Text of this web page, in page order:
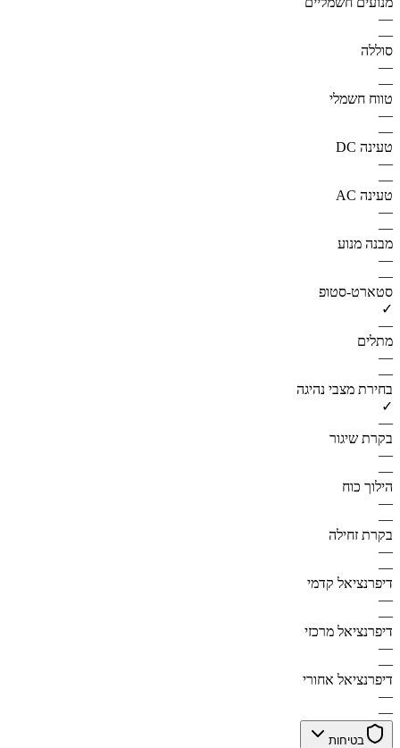
—
—
סוללה
—
—
טווח חשמלי
—
—
טעינה DC
—
—
טעינה AC
—
—
מבנה מנוע
—
—
סטארט-סטופ
✓
—
מתלים
—
—
בחירת מצבי נהיגה
✓
—
בקרת שיגור
—
—
הילוך כוח
—
—
בקרת זחילה
—
—
דיפרנציאל קדמי
—
—
דיפרנציאל מרכזי
—
—
דיפרנציאל אחורי
—
—
בטיחות